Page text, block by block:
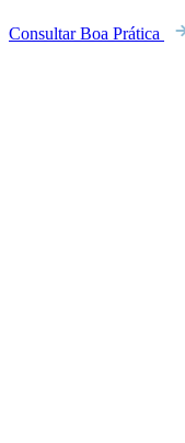
Consultar Boa Prática